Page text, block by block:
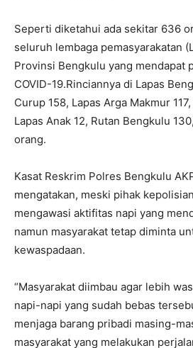
Seperti diketahui ada sekitar 636
seluruh lembaga pemasyarakatan
Provinsi Bengkulu yang mendapat
COVID-19.Rinciannya di Lapas
Curup 158, Lapas Arga Makmur
Lapas Anak 12, Rutan Bengkulu
orang.
Kasat Reskrim Polres Bengkulu
mengatakan, meski pihak
mengawasi aktifitas napi yang
namun masyarakat tetap diminta
kewaspadaan.
“Masyarakat diimbau agar lebih
napi-napi yang sudah bebas
menjaga barang pribadi masing-
masyarakat yang melakukan